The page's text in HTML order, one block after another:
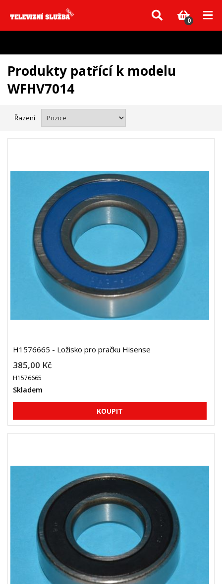
Vzhledem k aktuální situaci se může dodání dílů, které nejsou skladem,
zpozdit. Děkujeme za pochopení.
0
Produkty patřící k modelu
WFHV7014
Řazení
H1576665 - Ložisko pro pračku Hisense
385,00 Kč
H1576665
Skladem